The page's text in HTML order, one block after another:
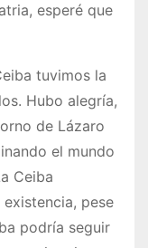
esperé que
tuvimos la
Hubo alegría,
de Lázaro
el mundo
Ceiba
pese
podría seguir